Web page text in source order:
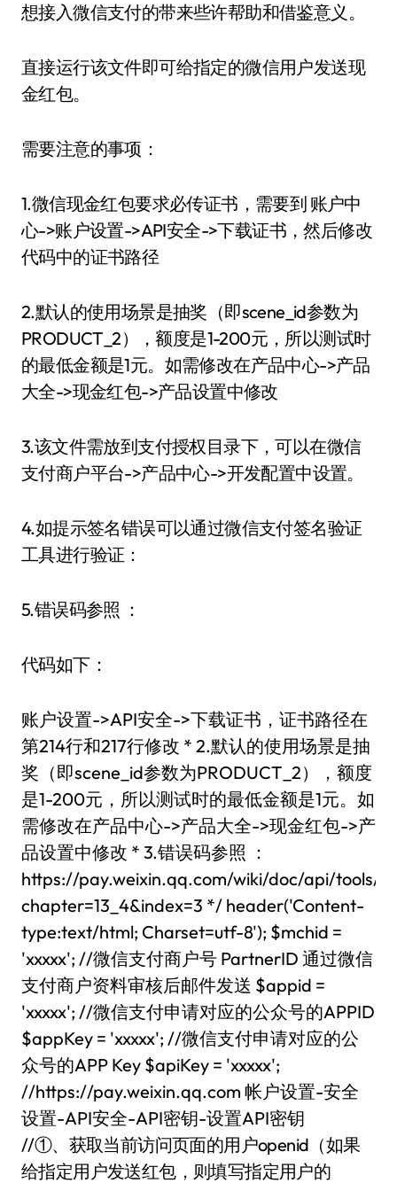
想接入微信支付的带来些许帮助和借鉴意义。
直接运行该文件即可给指定的微信用户发送现
金红包。
需要注意的事项：
1.微信现金红包要求必传证书，需要到 账户中
心->账户设置->API安全->下载证书，然后修改
代码中的证书路径
2.默认的使用场景是抽奖（即scene_id参数为
PRODUCT_2），额度是1-200元，所以测试时
的最低金额是1元。如需修改在产品中心->产品
大全->现金红包->产品设置中修改
3.该文件需放到支付授权目录下，可以在微信
支付商户平台->产品中心->开发配置中设置。
4.如提示签名错误可以通过微信支付签名验证
工具进行验证：
5.错误码参照 ：
代码如下：
账户设置->API安全->下载证书，证书路径在
第214行和217行修改 * 2.默认的使用场景是抽
奖（即scene_id参数为PRODUCT_2），额度
是1-200元，所以测试时的最低金额是1元。如
需修改在产品中心->产品大全->现金红包->产
品设置中修改 * 3.错误码参照 ：
https://pay.weixin.qq.com/wiki/doc/api/tools/
chapter=13_4&index=3 */ header('Content-
type:text/html; Charset=utf-8'); $mchid =
'xxxxx'; //微信支付商户号 PartnerID 通过微信
支付商户资料审核后邮件发送 $appid =
'xxxxx'; //微信支付申请对应的公众号的APPID
$appKey = 'xxxxx'; //微信支付申请对应的公
众号的APP Key $apiKey = 'xxxxx';
//https://pay.weixin.qq.com 帐户设置-安全
设置-API安全-API密钥-设置API密钥
//①、获取当前访问页面的用户openid（如果
给指定用户发送红包，则填写指定用户的